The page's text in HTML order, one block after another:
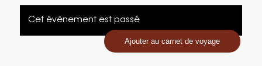
Cet évènement est passé
Ajouter au carnet de voyage